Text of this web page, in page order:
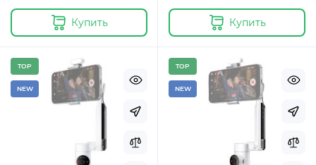
Купить Купить
TOP
NEW
TOP
NEW